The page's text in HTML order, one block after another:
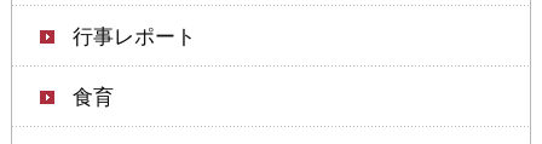
行事レポート
食育